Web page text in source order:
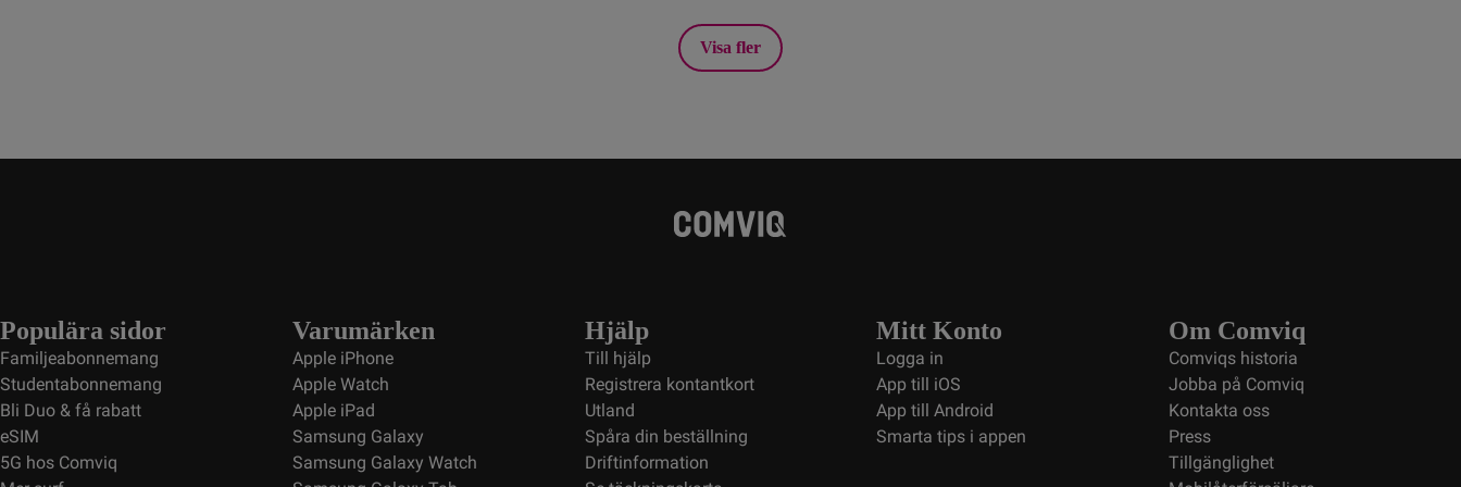
Visa fler
Populära sidor
Familjeabonnemang
Studentabonnemang
Bli Duo & få rabatt
eSIM
5G hos Comviq
Varumärken
Apple iPhone
Apple Watch
Apple iPad
Samsung Galaxy
Samsung Galaxy Watch
Hjälp
Till hjälp
Registrera kontantkort
Utland
Spåra din beställning
Driftinformation
Mitt Konto
Logga in
App till iOS
App till Android
Smarta tips i appen
Om Comviq
Comviqs historia
Jobba på Comviq
Kontakta oss
Press
Tillgänglighet